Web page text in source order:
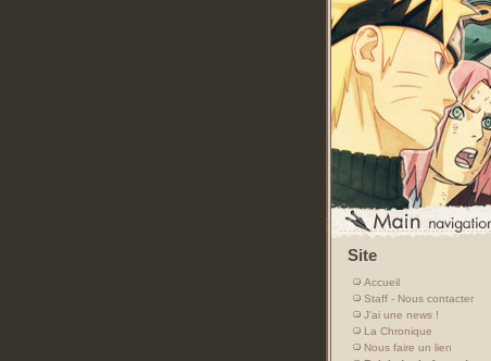
Site
Accueil
Staff - Nous contacter
J'ai une news !
La Chronique
Nous faire un lien